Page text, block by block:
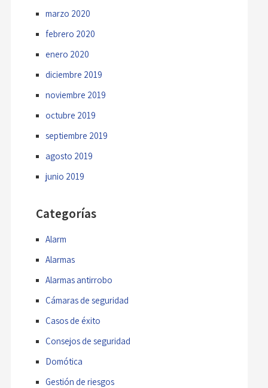
marzo 2020
febrero 2020
enero 2020
diciembre 2019
noviembre 2019
octubre 2019
septiembre 2019
agosto 2019
junio 2019
Categorías
Alarm
Alarmas
Alarmas antirrobo
Cámaras de seguridad
Casos de éxito
Consejos de seguridad
Domótica
Gestión de riesgos